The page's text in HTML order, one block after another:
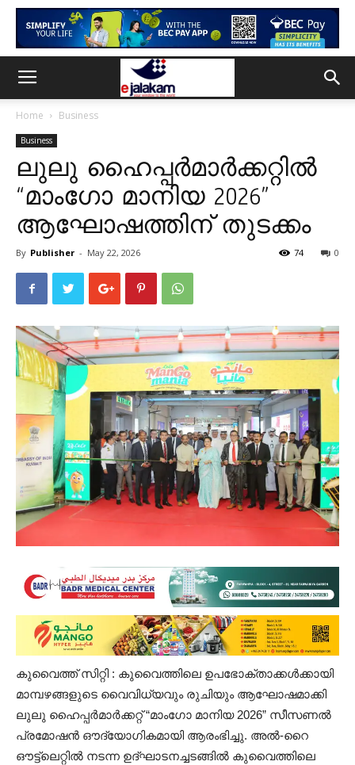
Home Business
Business
ലുലു ഹൈപ്പർമാർക്കറ്റിൽ
“മാംഗോ മാനിയ 2026”
ആഘോഷത്തിന് തുടക്കം
By Publisher - May 22, 2026 0
74
കുവൈത്ത് സിറ്റി : കുവൈത്തിലെ ഉപഭോക്താക്കൾക്കായി
മാമ്പഴങ്ങളുടെ വൈവിധ്യവും രുചിയും ആഘോഷമാക്കി
ലുലു ഹൈപ്പർമാർക്കറ്റ് “മാംഗോ മാനിയ 2026” സീസണൽ
പ്രമോഷൻ ഔദ്യോഗികമായി ആരംഭിച്ചു. അൽ-റൈ
ഔട്ട്‌ലെറ്റിൽ നടന്ന ഉദ്ഘാടനച്ചടങ്ങിൽ കുവൈത്തിലെ